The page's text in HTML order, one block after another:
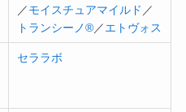
／モイスチュアマイルド ／
トランシーノ®／エトヴォス
セララボ